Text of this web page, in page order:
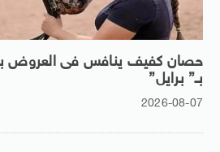
حصان كفيف ينافس فى العروض
بـ” برايل”
2026-08-07